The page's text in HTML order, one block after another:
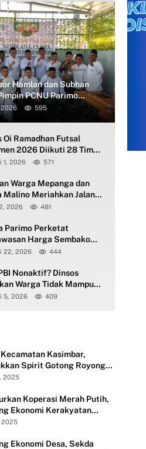
Hamlan dan Subhan
PCNU Parimo
2026–2031
2026 595
Oi Ramadhan Futsal
2026 Diikuti 28 Tim
1, 2026 571
Warga Mepanga dan
Malino Meriahkan Jalan
Kerukunan HAB ke-80
2026 481
Parimo Perketat
Harga Sembako
Elpiji 3 Kg
22, 2026 444
Nonaktif? Dinsos
Warga Tidak Mampu
5, 2026 409
Kasimbar,
Spirit Gotong Royong
Membangun dari Desa
2025
Koperasi Merah Putih,
Ekonomi Kerakyatan
2025
Ekonomi Desa, Sekda